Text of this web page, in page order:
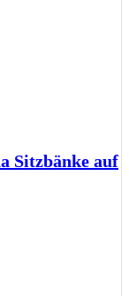
Sitzbänke auf